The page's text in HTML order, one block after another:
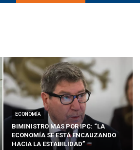
ECONOMÍA
BIMINISTRO MAS POR IPC: “LA
ECONOMÍA SE ESTÁ ENCAUZANDO
HACIA LA ESTABILIDAD”